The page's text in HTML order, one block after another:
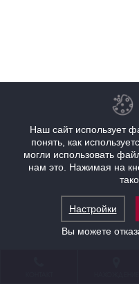
Наш сайт использует
понять, как
могли использовать
нам это. Нажимая на
Настройки
Вы можете